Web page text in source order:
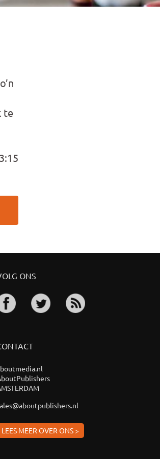
te
ONS
LEES MEER OVER ONS >